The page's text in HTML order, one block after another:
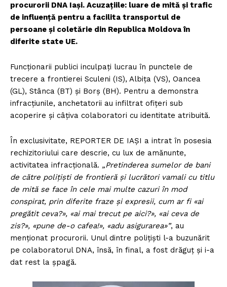
procurorii DNA Iași. Acuzațiile: luare de mită și trafic
de influență pentru a facilita transportul de
persoane și coletărie din Republica Moldova în
diferite state UE.
Funcționarii publici inculpați lucrau în punctele de
trecere a frontierei Sculeni (IS), Albița (VS), Oancea
(GL), Stânca (BT) și Borș (BH). Pentru a demonstra
infracțiunile, anchetatorii au infiltrat ofițeri sub
acoperire și câțiva colaboratori cu identitate atribuită.
În exclusivitate, REPORTER DE IAȘI a intrat în posesia
rechizitoriului care descrie, cu lux de amănunte,
activitatea infracțională. „Pretinderea sumelor de bani
de către polițiști de frontieră și lucrători vamali cu titlu
de mită se face în cele mai multe cazuri în mod
conspirat, prin diferite fraze și expresii, cum ar fi «ai
pregătit ceva?», «ai mai trecut pe aici?», «ai ceva de
zis?», «pune de-o cafea!», «adu asigurarea»”, au
menționat procurorii. Unul dintre polițiști l-a buzunărit
pe colaboratorul DNA, însă, în final, a fost drăguț și i-a
dat rest la șpagă.